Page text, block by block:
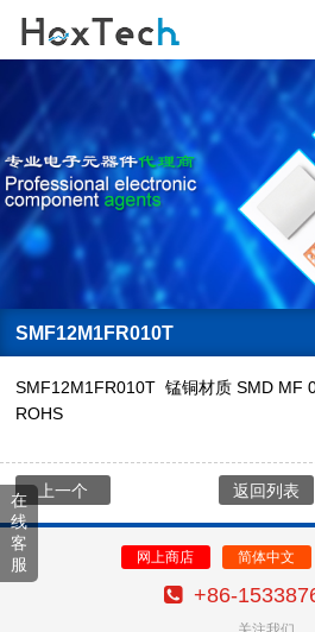
SMF12M1FR010T
SMF12M1FR010T 锰铜材质 SMD MF
ROHS
上一个 返回列表
网上商店 简体中文
+86-
在
线
客
服